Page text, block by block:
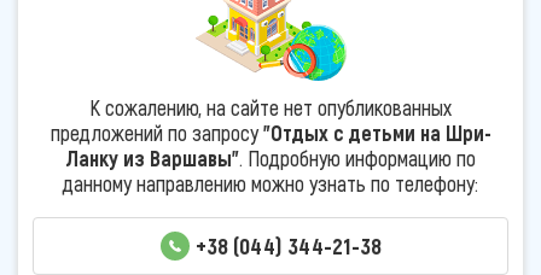
К сожалению, на сайте нет опубликованных
предложений по запросу"Отдых с детьми на Шри-
Ланку из Варшавы". Подробную информацию по
данному направлению можно узнать по телефону:
+38 (044) 344-21-38